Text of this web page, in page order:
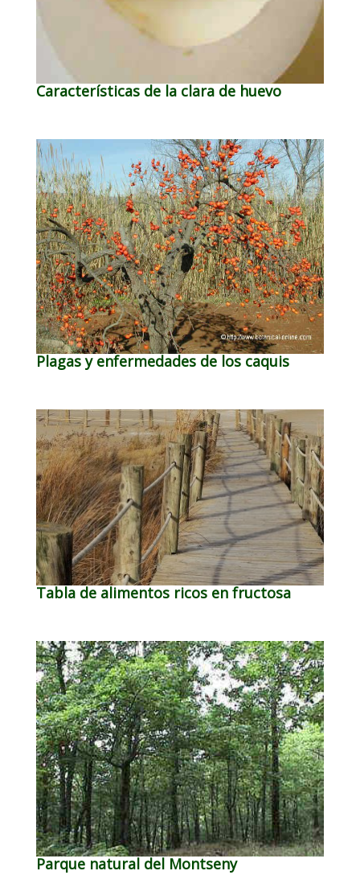
Características de la clara de huevo
Plagas y enfermedades de los caquis
Tabla de alimentos ricos en fructosa
Parque natural del Montseny